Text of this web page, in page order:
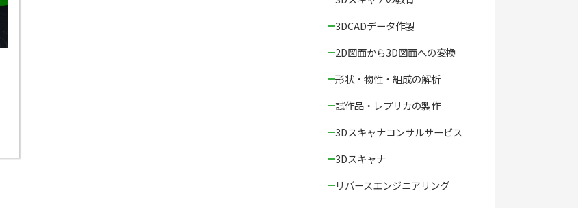
3DCADデータ作製
2D図面から3D図面への変換
形状・物性・組成の解析
試作品・レプリカの製作
3Dスキャナコンサルサービス
3Dスキャナ
リバースエンジニアリング